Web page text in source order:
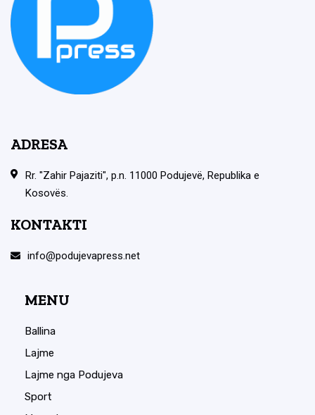
ADRESA
Rr. "Zahir Pajaziti", p.n. 11000 Podujevë, Republika e
Kosovës.
KONTAKTI
info@podujevapress.net
MENU
Ballina
Lajme
Lajme nga Podujeva
Sport